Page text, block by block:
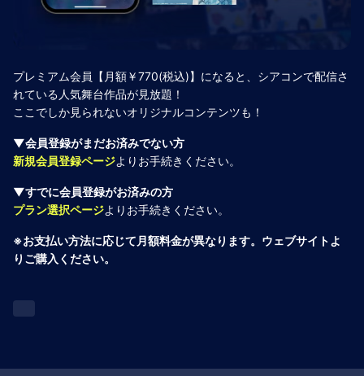
プレミアム会員【月額￥770(税込)】になると、シアコンで配信さ
れている人気舞台作品が見放題！
ここでしか見られないオリジナルコンテンツも！
▼会員登録がまだお済みでない方
新規会員登録ページよりお手続きください。
▼すでに会員登録がお済みの方
プラン選択ページよりお手続きください。
※お支払い方法に応じて月額料金が異なります。ウェブサイトよ
りご購入ください。